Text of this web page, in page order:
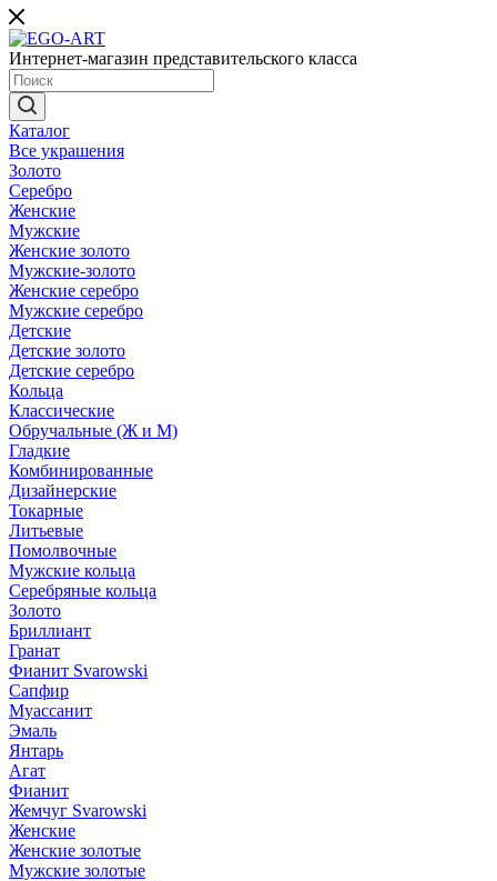
Интернет-магазин представительского класса
Каталог
Все украшения
Золото
Серебро
Женские
Мужские
Женские золото
Мужские-золото
Женские серебро
Мужские серебро
Детские
Детские золото
Детские серебро
Кольца
Классические
Обручальные (Ж и М)
Гладкие
Комбинированные
Дизайнерские
Токарные
Литьевые
Помолвочные
Мужские кольца
Серебряные кольца
Золото
Бриллиант
Гранат
Фианит Svarowski
Сапфир
Муассанит
Эмаль
Янтарь
Агат
Фианит
Жемчуг Svarowski
Женские
Женские золотые
Мужские золотые